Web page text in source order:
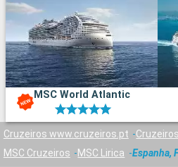
MSC World Atlantic
Cruzeiros www.cruzeiros.pt
MSC Cruzeiros
MSC Lirica Espanha,